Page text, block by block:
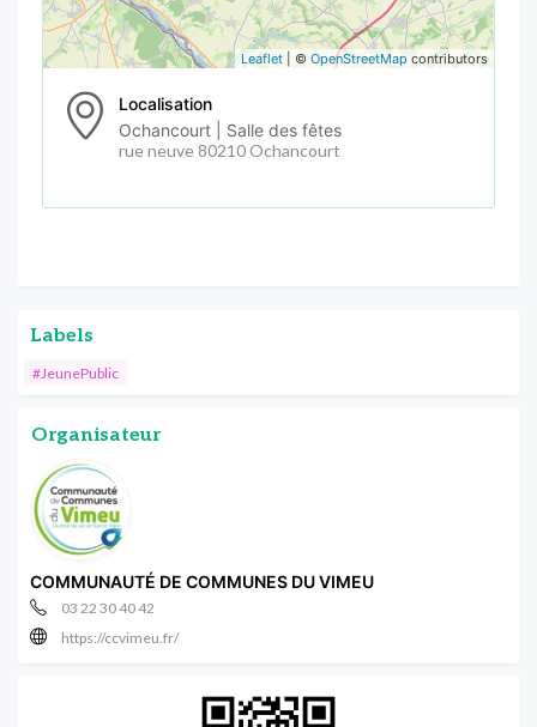
Leaflet | © OpenStreetMap contributors
Localisation
Ochancourt | Salle des fêtes
rue neuve 80210 Ochancourt
Labels
#JeunePublic
Organisateur
COMMUNAUTÉ DE COMMUNES DU VIMEU
03 22 30 40 42
https://ccvimeu.fr/